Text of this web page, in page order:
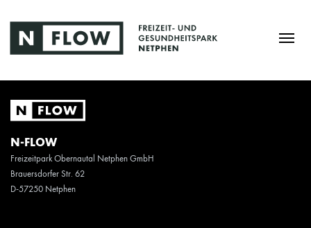
N-FLOW
Freizeitpark Obernautal Netphen GmbH
Brauersdorfer Str. 62
D-57250 Netphen